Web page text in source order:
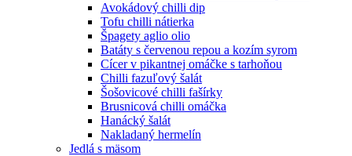
Avokádový chilli dip
Tofu chilli nátierka
Špagety aglio olio
Batáty s červenou repou a kozím syrom
Cícer v pikantnej omáčke s tarhoňou
Chilli fazuľový šalát
Šošovicové chilli fašírky
Brusnicová chilli omáčka
Hanácký šalát
Nakladaný hermelín
Jedlá s mäsom